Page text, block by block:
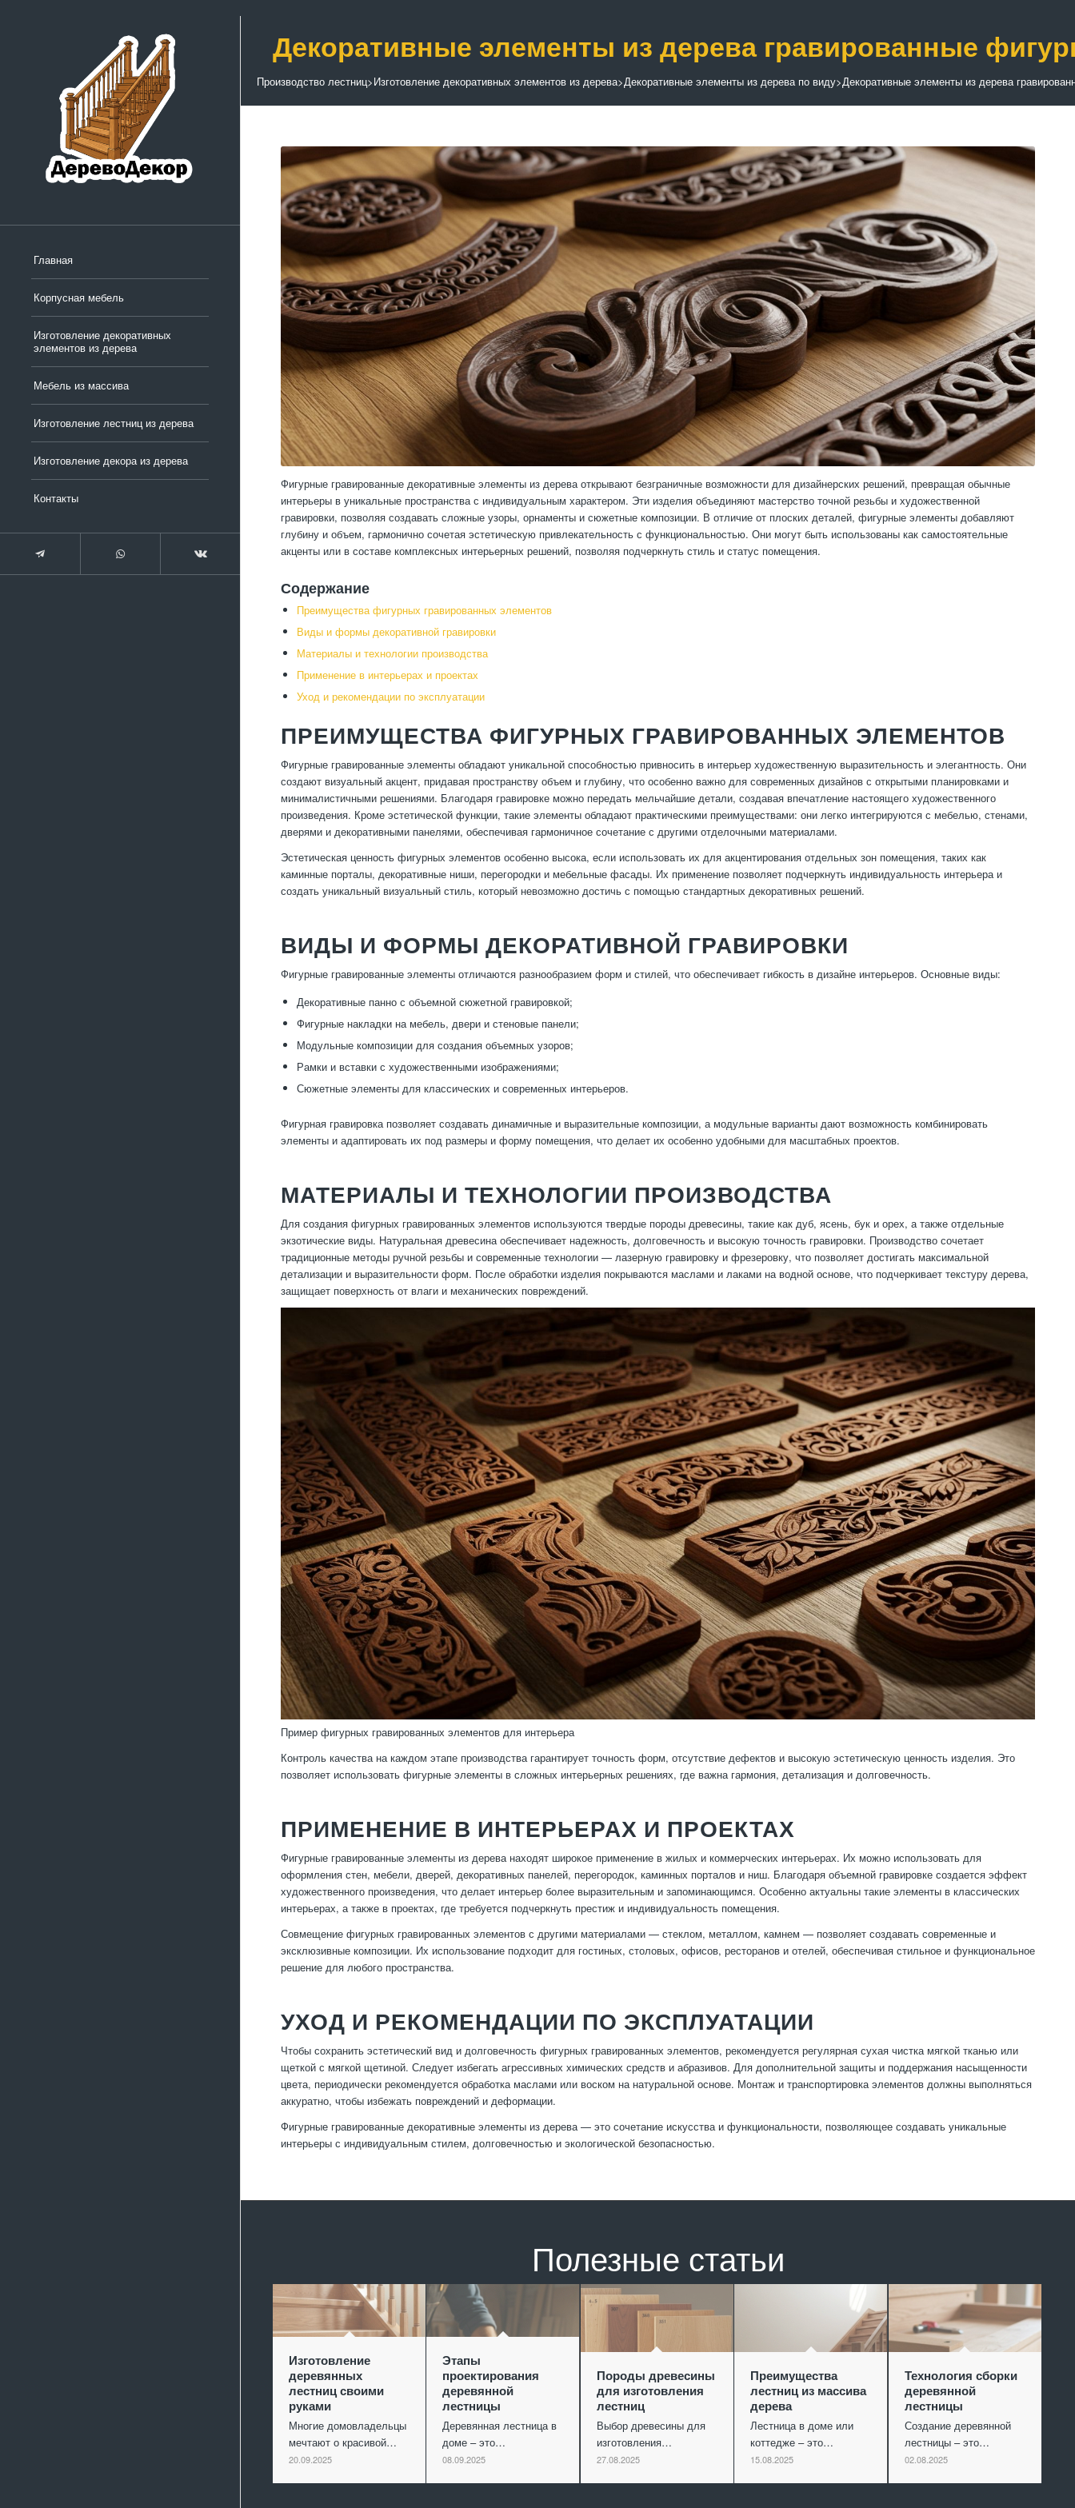
Главная
Корпусная мебель
Изготовление декоративных
элементов из дерева
Мебель из массива
Изготовление лестниц из дерева
Изготовление декора из дерева
Контакты
Декоративные элементы из дерева гравированные
Производство лестниц>Изготовление декоративных элементов из дерева>Декоративные элементы из дерева по виду>Декоративные элементы из дерева
Фигурные гравированные декоративные элементы из дерева открывают безграничные возможности для дизайнерских решений, превращая обычные
интерьеры в уникальные пространства с индивидуальным характером. Эти изделия объединяют мастерство точной резьбы и художественной
гравировки, позволяя создавать сложные узоры, орнаменты и сюжетные композиции. В отличие от плоских деталей, фигурные элементы добавляют
глубину и объем, гармонично сочетая эстетическую привлекательность с функциональностью. Они могут быть использованы как самостоятельные
акценты или в составе комплексных интерьерных решений, позволяя подчеркнуть стиль и статус помещения.
Содержание
Преимущества фигурных гравированных элементов
Виды и формы декоративной гравировки
Материалы и технологии производства
Применение в интерьерах и проектах
Уход и рекомендации по эксплуатации
ПРЕИМУЩЕСТВА ФИГУРНЫХ ГРАВИРОВАННЫХ ЭЛЕМЕНТОВ
Фигурные гравированные элементы обладают уникальной способностью привносить в интерьер художественную выразительность и элегантность. Они
создают визуальный акцент, придавая пространству объем и глубину, что особенно важно для современных дизайнов с открытыми планировками и
минималистичными решениями. Благодаря гравировке можно передать мельчайшие детали, создавая впечатление настоящего художественного
произведения. Кроме эстетической функции, такие элементы обладают практическими преимуществами: они легко интегрируются с мебелью, стенами,
дверями и декоративными панелями, обеспечивая гармоничное сочетание с другими отделочными материалами.
Эстетическая ценность фигурных элементов особенно высока, если использовать их для акцентирования отдельных зон помещения, таких как
каминные порталы, декоративные ниши, перегородки и мебельные фасады. Их применение позволяет подчеркнуть индивидуальность интерьера и
создать уникальный визуальный стиль, который невозможно достичь с помощью стандартных декоративных решений.
ВИДЫ И ФОРМЫ ДЕКОРАТИВНОЙ ГРАВИРОВКИ
Фигурные гравированные элементы отличаются разнообразием форм и стилей, что обеспечивает гибкость в дизайне интерьеров. Основные виды:
Декоративные панно с объемной сюжетной гравировкой;
Фигурные накладки на мебель, двери и стеновые панели;
Модульные композиции для создания объемных узоров;
Рамки и вставки с художественными изображениями;
Сюжетные элементы для классических и современныx интерьеров.
Фигурная гравировка позволяет создавать динамичные и выразительные композиции, а модульные варианты дают возможность комбинировать
элементы и адаптировать их под размеры и форму помещения, что делает их особенно удобными для масштабных проектов.
МАТЕРИАЛЫ И ТЕХНОЛОГИИ ПРОИЗВОДСТВА
Для создания фигурных гравированных элементов используются твердые породы древесины, такие как дуб, ясень, бук и орех, а также отдельные
экзотические виды. Натуральная древесина обеспечивает надежность, долговечность и высокую точность гравировки. Производство сочетает
традиционные методы ручной резьбы и современные технологии — лазерную гравировку и фрезеровку, что позволяет достигать максимальной
детализации и выразительности форм. После обработки изделия покрываются маслами и лаками на водной основе, что подчеркивает текстуру дерева,
защищает поверхность от влаги и механических повреждений.
Пример фигурных гравированных элементов для интерьера
Контроль качества на каждом этапе производства гарантирует точность форм, отсутствие дефектов и высокую эстетическую ценность изделия. Это
позволяет использовать фигурные элементы в сложных интерьерных решениях, где важна гармония, детализация и долговечность.
ПРИМЕНЕНИЕ В ИНТЕРЬЕРАХ И ПРОЕКТАХ
Фигурные гравированные элементы из дерева находят широкое применение в жилых и коммерческих интерьерах. Их можно использовать для
оформления стен, мебели, дверей, декоративных панелей, перегородок, каминных порталов и ниш. Благодаря объемной гравировке создается эффект
художественного произведения, что делает интерьер более выразительным и запоминающимся. Особенно актуальны такие элементы в классических
интерьерах, а также в проектах, где требуется подчеркнуть престиж и индивидуальность помещения.
Совмещение фигурных гравированных элементов с другими материалами — стеклом, металлом, камнем — позволяет создавать современные и
эксклюзивные композиции. Их использование подходит для гостиных, столовых, офисов, ресторанов и отелей, обеспечивая стильное и функциональное
решение для любого пространства.
УХОД И РЕКОМЕНДАЦИИ ПО ЭКСПЛУАТАЦИИ
Чтобы сохранить эстетический вид и долговечность фигурных гравированных элементов, рекомендуется регулярная сухая чистка мягкой тканью или
щеткой с мягкой щетиной. Следует избегать агрессивных химических средств и абразивов. Для дополнительной защиты и поддержания насыщенности
цвета, периодически рекомендуется обработка маслами или воском на натуральной основе. Монтаж и транспортировка элементов должны выполняться
аккуратно, чтобы избежать повреждений и деформации.
Фигурные гравированные декоративные элементы из дерева — это сочетание искусства и функциональности, позволяющее создавать уникальные
интерьеры с индивидуальным стилем, долговечностью и экологической безопасностью.
Полезные статьи
Изготовление
деревянных
лестниц своими
руками
Многие домовладельцы
мечтают о красивой…
20.09.2025
Этапы
проектирования
деревянной
лестницы
Деревянная лестница в
доме – это…
08.09.2025
Породы древесины
для изготовления
лестниц
Выбор древесины для
изготовления…
27.08.2025
Преимущества
лестниц из массива
дерева
Лестница в доме или
коттедже – это…
15.08.2025
Технология сборки
деревянной
лестницы
Создание деревянной
лестницы – это…
02.08.2025